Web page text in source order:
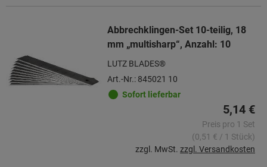
Abbrechklingen-Set 10-teilig, 18
mm „multisharp“, Anzahl: 10
LUTZ BLADES®
Art.-Nr.: 845021 10
Sofort lieferbar
5,14 €
Preis pro 1 Set
(0,51 € / 1 Stück)
zzgl. MwSt. zzgl. Versandkosten